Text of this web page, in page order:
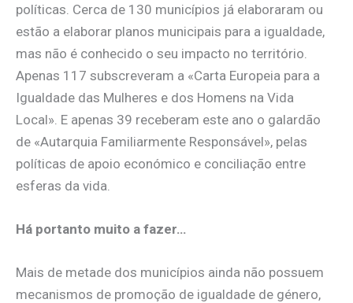
políticas. Cerca de 130 municípios já elaboraram ou
estão a elaborar planos municipais para a igualdade,
mas não é conhecido o seu impacto no território.
Apenas 117 subscreveram a «Carta Europeia para a
Igualdade das Mulheres e dos Homens na Vida
Local». E apenas 39 receberam este ano o galardão
de «Autarquia Familiarmente Responsável», pelas
políticas de apoio económico e conciliação entre
esferas da vida.
Há portanto muito a fazer…
Mais de metade dos municípios ainda não possuem
mecanismos de promoção de igualdade de género,